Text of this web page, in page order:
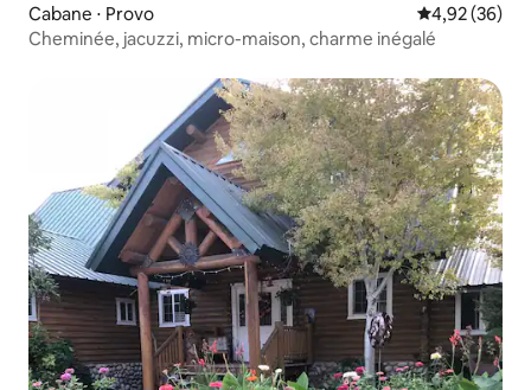
Cabane ⋅ Provo Évaluation
4,92 (36)
Cheminée, jacuzzi, micro-maison, charme inégalé